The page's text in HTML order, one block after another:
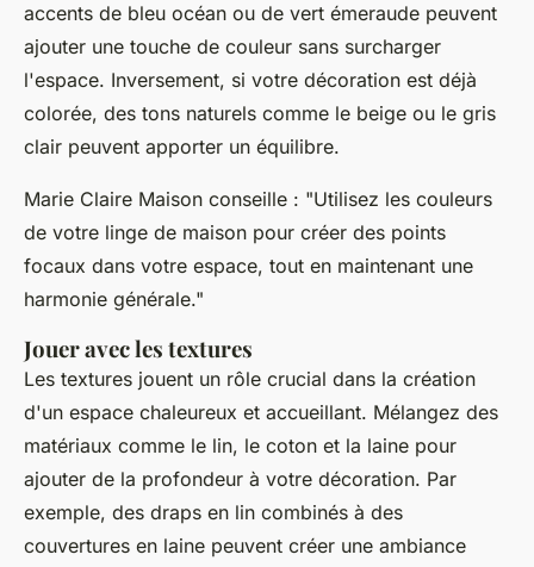
accents de bleu océan ou de vert émeraude peuvent
ajouter une touche de couleur sans surcharger
l'espace. Inversement, si votre décoration est déjà
colorée, des tons naturels comme le beige ou le gris
clair peuvent apporter un équilibre.
Marie Claire Maison conseille : "Utilisez les couleurs
de votre linge de maison pour créer des points
focaux dans votre espace, tout en maintenant une
harmonie générale."
Jouer avec les textures
Les textures jouent un rôle crucial dans la création
d'un espace chaleureux et accueillant. Mélangez des
matériaux comme le lin, le coton et la laine pour
ajouter de la profondeur à votre décoration. Par
exemple, des draps en lin combinés à des
couvertures en laine peuvent créer une ambiance